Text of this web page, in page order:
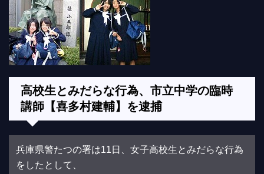
高校生とみだらな行為、市立中学の臨時
講師【喜多村建輔】を逮捕
兵庫県警たつの署は11日、女子高校生とみだらな行為
をしたとして、